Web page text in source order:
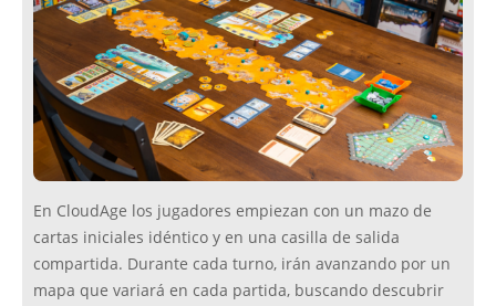
En CloudAge los jugadores empiezan con un mazo de
cartas iniciales idéntico y en una casilla de salida
compartida. Durante cada turno, irán avanzando por un
mapa que variará en cada partida, buscando descubrir